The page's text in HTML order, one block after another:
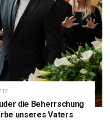
die Beherrschung
unseres Vaters